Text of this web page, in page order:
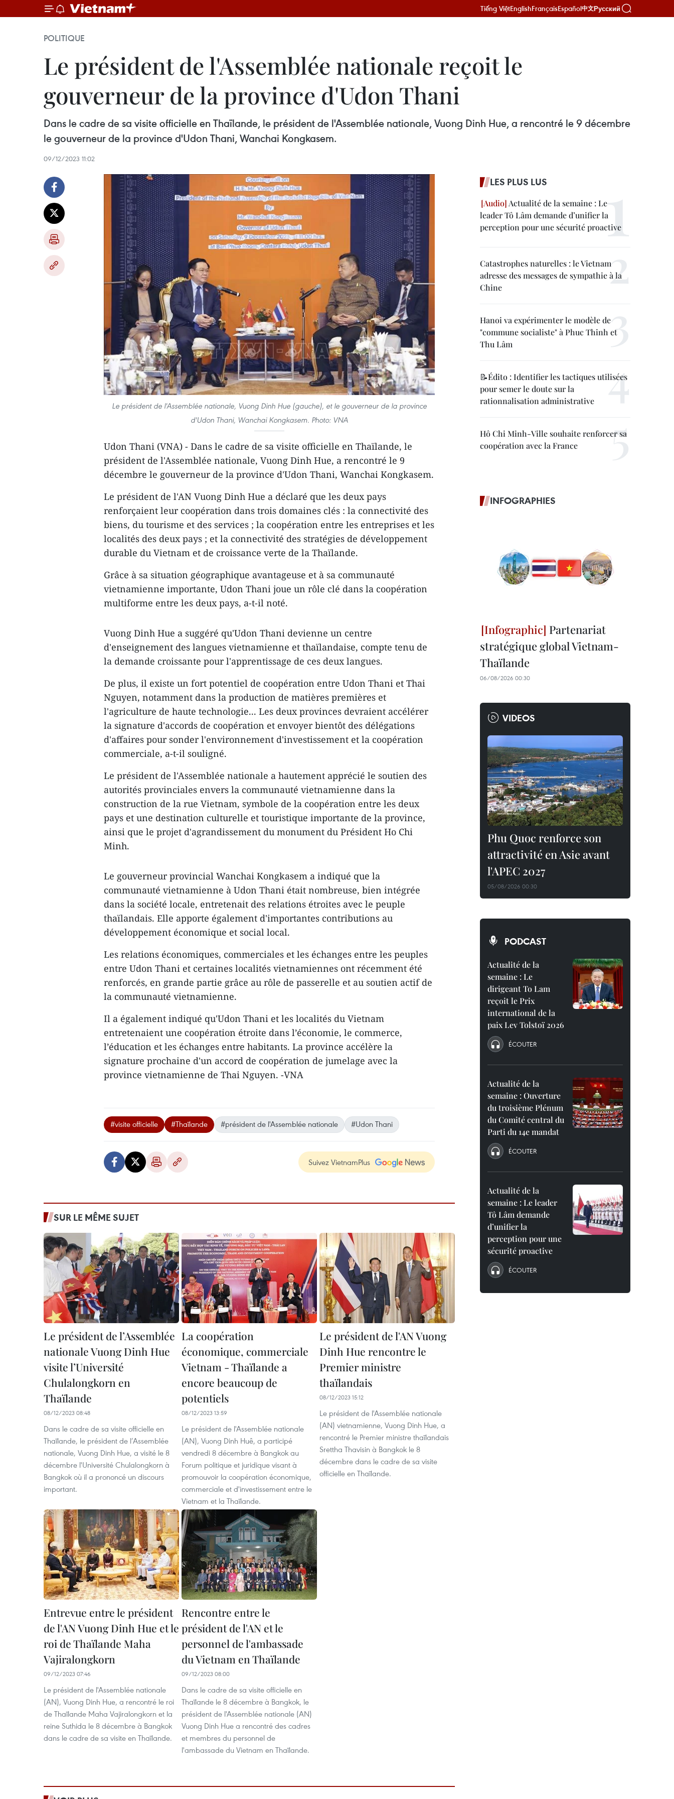
Tiếng ViệtEnglishFrançaisEspañol中文Русский
POLITIQUE
Le président de l'Assemblée nationale reçoit le
gouverneur de la province d'Udon Thani
Dans le cadre de sa visite officielle en Thaïlande, le président de l'Assemblée nationale, Vuong Dinh Hue, a rencontré le 9 décembre
le gouverneur de la province d'Udon Thani, Wanchai Kongkasem.
09/12/2023 11:02
Le président de l'Assemblée nationale, Vuong Dinh Hue (gauche), et le gouverneur de la province
d'Udon Thani, Wanchai Kongkasem. Photo: VNA
Udon Thani (VNA) - Dans le cadre de sa visite officielle en Thaïlande, le
président de l'Assemblée nationale, Vuong Dinh Hue, a rencontré le 9
décembre le gouverneur de la province d'Udon Thani, Wanchai Kongkasem.
Le président de l'AN Vuong Dinh Hue a déclaré que les deux pays
renforçaient leur coopération dans trois domaines clés : la connectivité des
biens, du tourisme et des services ; la coopération entre les entreprises et les
localités des deux pays ; et la connectivité des stratégies de développement
durable du Vietnam et de croissance verte de la Thaïlande.
Grâce à sa situation géographique avantageuse et à sa communauté
vietnamienne importante, Udon Thani joue un rôle clé dans la coopération
multiforme entre les deux pays, a-t-il noté.
Vuong Dinh Hue a suggéré qu'Udon Thani devienne un centre
d'enseignement des langues vietnamienne et thaïlandaise, compte tenu de
la demande croissante pour l'apprentissage de ces deux langues.
De plus, il existe un fort potentiel de coopération entre Udon Thani et Thai
Nguyen, notamment dans la production de matières premières et
l'agriculture de haute technologie... Les deux provinces devraient accélérer
la signature d'accords de coopération et envoyer bientôt des délégations
d'affaires pour sonder l'environnement d'investissement et la coopération
commerciale, a-t-il souligné.
Le président de l'Assemblée nationale a hautement apprécié le soutien des
autorités provinciales envers la communauté vietnamienne dans la
construction de la rue Vietnam, symbole de la coopération entre les deux
pays et une destination culturelle et touristique importante de la province,
ainsi que le projet d'agrandissement du monument du Président Ho Chi
Minh.
Le gouverneur provincial Wanchai Kongkasem a indiqué que la
communauté vietnamienne à Udon Thani était nombreuse, bien intégrée
dans la société locale, entretenait des relations étroites avec le peuple
thaïlandais. Elle apporte également d'importantes contributions au
développement économique et social local.
Les relations économiques, commerciales et les échanges entre les peuples
entre Udon Thani et certaines localités vietnamiennes ont récemment été
renforcés, en grande partie grâce au rôle de passerelle et au soutien actif de
la communauté vietnamienne.
Il a également indiqué qu'Udon Thani et les localités du Vietnam
entretenaient une coopération étroite dans l’économie, le commerce,
l’éducation et les échanges entre habitants. La province accélère la
signature prochaine d'un accord de coopération de jumelage avec la
province vietnamienne de Thai Nguyen. -VNA
#visite officielle #Thaïlande #président de l'Assemblée nationale #Udon Thani
Suivez VietnamPlus
SUR LE MÊME SUJET
Le président de l’Assemblée
nationale Vuong Dinh Hue
visite l’Université
Chulalongkorn en
Thaïlande
08/12/2023 08:48
Dans le cadre de sa visite officielle en
Thaïlande, le président de l’Assemblée
nationale, Vuong Dinh Hue, a visité le 8
décembre l'Université Chulalongkorn à
Bangkok où il a prononcé un discours
important.
La coopération
économique, commerciale
Vietnam - Thaïlande a
encore beaucoup de
potentiels
08/12/2023 13:59
Le président de l'Assemblée nationale
(AN), Vuong Dinh Huê, a participé
vendredi 8 décembre à Bangkok au
Forum politique et juridique visant à
promouvoir la coopération économique,
commerciale et d'investissement entre le
Vietnam et la Thaïlande.
Le président de l'AN Vuong
Dinh Hue rencontre le
Premier ministre
thaïlandais
08/12/2023 15:12
Le président de l'Assemblée nationale
(AN) vietnamienne, Vuong Dinh Hue, a
rencontré le Premier ministre thaïlandais
Srettha Thavisin à Bangkok le 8
décembre dans le cadre de sa visite
officielle en Thaïlande.
Entrevue entre le président
de l'AN Vuong Dinh Hue et le
roi de Thaïlande Maha
Vajiralongkorn
09/12/2023 07:46
Le président de l'Assemblée nationale
(AN), Vuong Dinh Hue, a rencontré le roi
de Thaïlande Maha Vajiralongkorn et la
reine Suthida le 8 décembre à Bangkok
dans le cadre de sa visite en Thaïlande.
Rencontre entre le
président de l'AN et le
personnel de l'ambassade
du Vietnam en Thaïlande
09/12/2023 08:00
Dans le cadre de sa visite officielle en
Thaïlande le 8 décembre à Bangkok, le
président de l'Assemblée nationale (AN)
Vuong Dinh Hue a rencontré des cadres
et membres du personnel de
l'ambassade du Vietnam en Thaïlande.
LES PLUS LUS
Actualité de la semaine : Le
leader Tô Lâm demande d’unifier la
perception pour une sécurité proactive
Catastrophes naturelles : le Vietnam
adresse des messages de sympathie à la
Chine
Hanoi va expérimenter le modèle de
"commune socialiste" à Phuc Thinh et
Thu Lâm
📝Édito : Identifier les tactiques utilisées
pour semer le doute sur la
rationnalisation administrative
Hô Chi Minh-Ville souhaite renforcer sa
coopération avec la France
INFOGRAPHIES
Partenariat
stratégique global Vietnam-
Thaïlande
06/08/2026 00:30
VIDEOS
Phu Quoc renforce son
attractivité en Asie avant
l'APEC 2027
05/08/2026 00:30
PODCAST
Actualité de la
semaine : Le
dirigeant To Lam
reçoit le Prix
international de la
paix Lev Tolstoï 2026
ÉCOUTER
Actualité de la
semaine : Ouverture
du troisième Plénum
du Comité central du
Parti du 14e mandat
ÉCOUTER
Actualité de la
semaine : Le leader
Tô Lâm demande
d’unifier la
perception pour une
sécurité proactive
ÉCOUTER